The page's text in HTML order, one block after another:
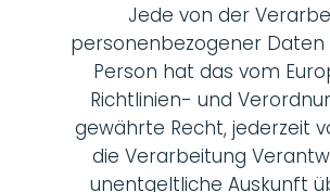
Jede von der
personenbezogener
Person hat das vom
Richtlinien- und
gewährte Recht, jederzeit
die Verarbeitung
unentgeltliche Auskunft